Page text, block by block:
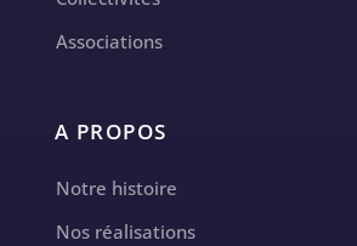
Associations
A PROPOS
Notre histoire
Nos réalisations